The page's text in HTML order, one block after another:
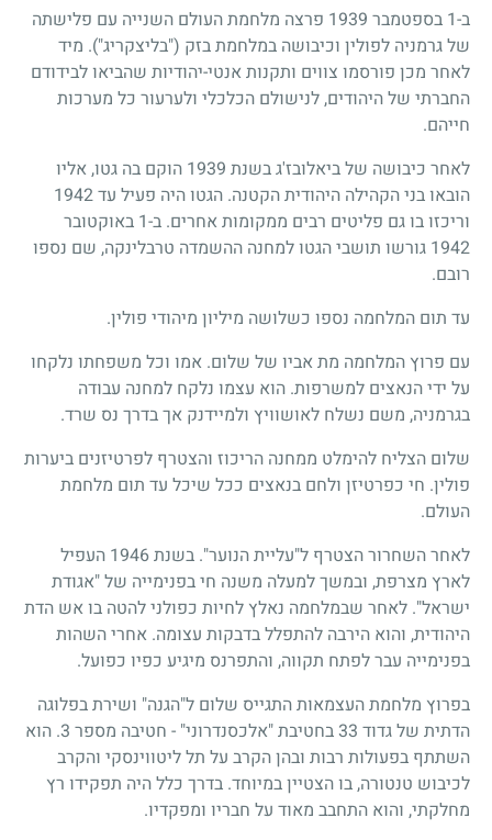
ב-1 בספטמבר 1939 פרצה מלחמת העולם השנייה עם פלישתה
של גרמניה לפולין וכיבושה במלחמת בזק ("בליצקריג"). מיד
לאחר מכן פורסמו צווים ותקנות אנטי-יהודיות שהביאו לבידודם
החברתי של היהודים, לנישולם הכלכלי ולערעור כל מערכות
חייהם.
לאחר כיבושה של ביאלובז'ג בשנת 1939 הוקם בה גטו, אליו
הובאו בני הקהילה היהודית הקטנה. הגטו היה פעיל עד 1942
וריכזו בו גם פליטים רבים ממקומות אחרים. ב-1 באוקטובר
1942 גורשו תושבי הגטו למחנה ההשמדה טרבלינקה, שם נספו
רובם.
עד תום המלחמה נספו כשלושה מיליון מיהודי פולין.
עם פרוץ המלחמה מת אביו של שלום. אמו וכל משפחתו נלקחו
על ידי הנאצים למשרפות. הוא עצמו נלקח למחנה עבודה
בגרמניה, משם נשלח לאושוויץ ולמיידנק אך בדרך נס שרד.
שלום הצליח להימלט ממחנה הריכוז והצטרף לפרטיזנים ביערות
פולין. חי כפרטיזן ולחם בנאצים ככל שיכל עד תום מלחמת
העולם.
לאחר השחרור הצטרף ל"עליית הנוער". בשנת 1946 העפיל
לארץ מצרפת, ובמשך למעלה משנה חי בפנימייה של "אגודת
ישראל". לאחר שבמלחמה נאלץ לחיות כפולני להטה בו אש הדת
היהודית, והוא הירבה להתפלל בדבקות עצומה. אחרי השהות
בפנימייה עבר לפתח תקווה, והתפרנס מיגיע כפיו כפועל.
בפרוץ מלחמת העצמאות התגייס שלום ל"הגנה" ושירת בפלוגה
הדתית של גדוד 33 בחטיבת "אלכסנדרוני" - חטיבה מספר 3. הוא
השתתף בפעולות רבות ובהן הקרב על תל ליטווינסקי והקרב
לכיבוש טנטורה, בו הצטיין במיוחד. בדרך כלל היה תפקידו רץ
מחלקתי, והוא התחבב מאוד על חבריו ומפקדיו.